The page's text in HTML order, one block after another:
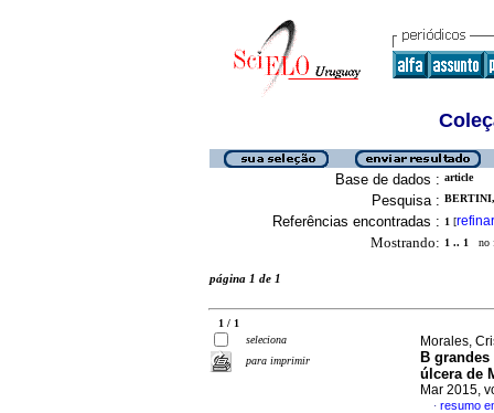
Base de dados : article
Pesquisa :
Referências encontradas : 1 [refinar
Mostrando: 1 .. 1 no
página 1 de 1
1 / 1
seleciona
para imprimir
Morales,
B
úlcera de
Mar 2015,
· resumo